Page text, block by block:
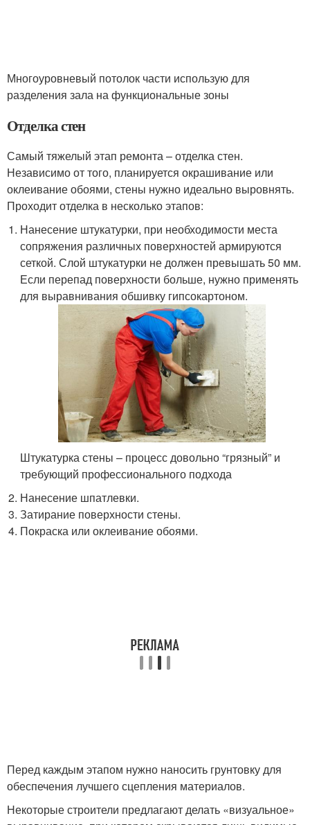
Многоуровневый потолок части использую для
разделения зала на функциональные зоны
Отделка стен
Самый тяжелый этап ремонта – отделка стен.
Независимо от того, планируется окрашивание или
оклеивание обоями, стены нужно идеально выровнять.
Проходит отделка в несколько этапов:
Нанесение штукатурки, при необходимости места
сопряжения различных поверхностей армируются
сеткой. Слой штукатурки не должен превышать 50 мм.
Если перепад поверхности больше, нужно применять
для выравнивания обшивку гипсокартоном.
Штукатурка стены – процесс довольно “грязный” и
требующий профессионального подхода
Нанесение шпатлевки.
Затирание поверхности стены.
Покраска или оклеивание обоями.
Перед каждым этапом нужно наносить грунтовку для
обеспечения лучшего сцепления материалов.
Некоторые строители предлагают делать «визуальное»